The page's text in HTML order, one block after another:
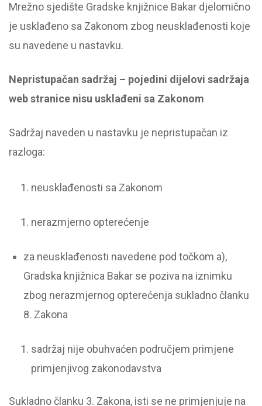
Mrežno sjedište Gradske knjižnice Bakar djelomično
je usklađeno sa Zakonom zbog neusklađenosti koje
su navedene u nastavku.
Nepristupačan sadržaj – pojedini dijelovi sadržaja
web stranice nisu usklađeni sa Zakonom
Sadržaj naveden u nastavku je nepristupačan iz
razloga:
neusklađenosti sa Zakonom
nerazmjerno opterećenje
za neusklađenosti navedene pod točkom a),
Gradska knjižnica Bakar se poziva na iznimku
zbog nerazmjernog opterećenja sukladno članku
8. Zakona
sadržaj nije obuhvaćen područjem primjene
primjenjivog zakonodavstva
Sukladno članku 3. Zakona, isti se ne primjenjuje na